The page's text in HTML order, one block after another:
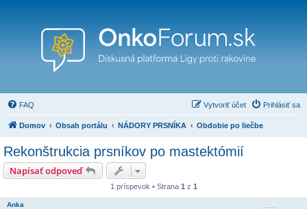
FAQ Prihlásiť sa
Vytvoriť účet
Domov Obsah portálu NÁDORY PRSNÍKA Obdobie po liečbe
Rekonštrukcia prsníkov po mastektómií
Napísať odpoveď
1 príspevok • Strana 1 z 1
Anka